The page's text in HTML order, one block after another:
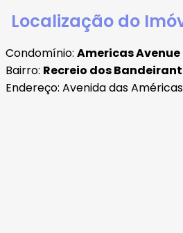
Localização do
Condomínio: Americas Avenue
Bairro: Recreio dos
Endereço: Avenida das Américas